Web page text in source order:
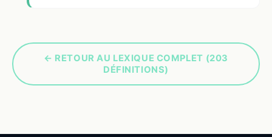
← RETOUR AU LEXIQUE COMPLET (203
DÉFINITIONS)